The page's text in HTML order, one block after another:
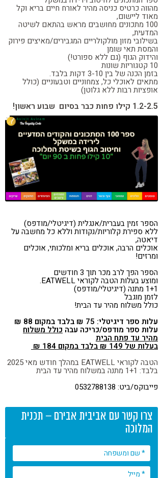
קורונה
טבעונות
מהווה כרטיס כניסה מהיר לאורח חיים בריא וקל
מאוד ליישום,
100 מתכונים מחושבים מראש בהתאם לשיטה
המדעית,
בשילובי מזון מולקולריים המגבירים/מאיצים פירוק
והמסת תאי שומן
והידוק הגוף (גם ללא ספורט!)
10 קטגוריות שונות
בזמן הכנה של בין 3-10 דקות בלבד .
מתאים לאוכלי כל, צמחוניים וטבעוניים (כולל
אופציות רבות ללא גלוטן)
1.2-2.5 קילו פחות כבר בסיום שבוע ראשון!
הספר זמין בעברית/אנגלית (דיגיטלי/מודפס)
ללא ספירת קלוריות/נקודות וללא כל מחשבה על
דיאטה,
אוכלים הרבה, אוכלים בריא ומלכותי, אוכלים
ומרזים!
הספר הפך לרב מכר תוך 3 חודשים
ומוצע בעלות הטבה לקוראי EATWELL.
1+1 מתנה (דיגיטלי/מודפס)
לזמן מוגבל
כולל משלוח מהיר עד הבית!
עלות ספר דיגיטלי: 75 ₪ בלבד במקום 88 ₪
עלות ספר מודפס/כריכה עבה כולל משלוח
מהיר עד פתח הבית
בעלות של 149 ₪ בלבד במקום 184 ₪
הטבה לקוראיEATWELL במהלך חודש מאי 2025
בלבד: 1+1 מתנה במשלוח מהיר עד הבית
פייבוקס/ביט: 0532788138
צרו קשר עם אביבית אבירם – תכנית
המלוכה